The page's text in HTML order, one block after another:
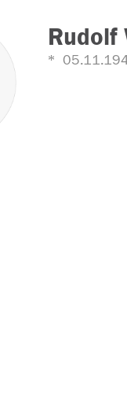
Rudolf